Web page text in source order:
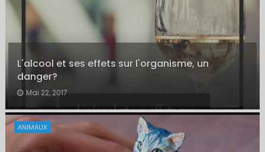
L'alcool et ses effets sur l'organisme, un
danger?
Mai 22, 2017
ANIMAUX